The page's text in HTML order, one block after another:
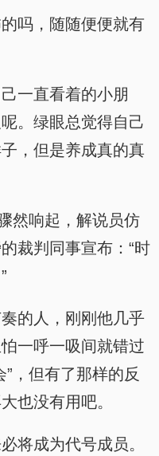
吗，随随便便就有
一直看着的小朋
。绿眼总觉得自己
，但是养成真的真
然响起，解说员仿
裁判同事宣布：“时
的人，刚刚他几乎
一呼一吸间就错过
”，但有了那样的反
也没有用吧。
将成为代号成员。